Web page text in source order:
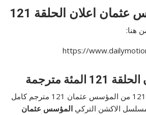
اعلان الحلقة 121
هنا:
https://
مترجمة
مشاهدة و تحميل الحلقة 121 من المؤسس عثمان 121 مترجم كامل
الاكشن التركيالمؤسس عثمان